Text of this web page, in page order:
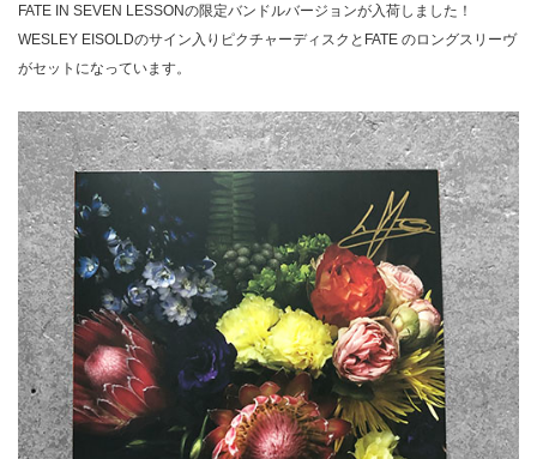
FATE IN SEVEN LESSONの限定バンドルバージョンが入荷しました！
WESLEY EISOLDのサイン入りピクチャーディスクとFATE のロングスリーヴ
がセットになっています。